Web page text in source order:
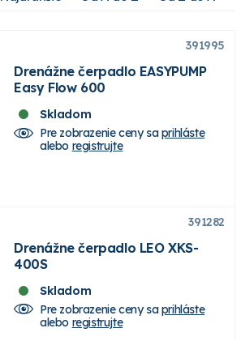
391995
Drenážne čerpadlo EASYPUMP
Easy Flow 600
Skladom
Pre zobrazenie ceny saprihláste
alebo registrujte
391282
Drenážne čerpadlo LEO XKS-
400S
Skladom
Pre zobrazenie ceny saprihláste
alebo registrujte